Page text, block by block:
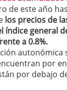
de este año
los precios de
índice general
a 0.8%.
autonómica
por
por debajo